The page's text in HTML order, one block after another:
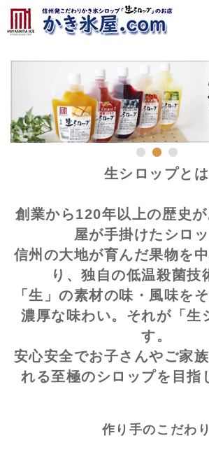
会社概要
ご利用規約
特定商取引に関
プライバシーポ
生シロップとは
創業から120年以上の歴史
屋が手掛けたシロッ
信州の大地が育んだ果物を
り、独自の低温殺菌技
「生」の素材の味・風味を
濃厚な味わい。それが「生
す。
安心安全でお子さんやご家
れる至極のシロップを目指
作り手のこだわり